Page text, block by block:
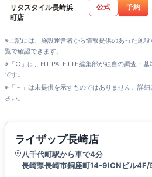
リタスタイル長崎浜
町店
公式 予約
※上記には、施設運営者から情報提供のあった施
覧で確認できます。
※「○」は、FIT PALETTE編集部が独自の調査・
です。
※「－」は未提供を示すものではありません。詳
さい。
ライザップ長崎店
八千代町駅から車で4分
長崎県長崎市銅座町14-9ICNビル4F/